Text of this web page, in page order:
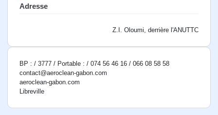
Adresse
Z.I. Oloumi, derrière l'ANUTTC
BP : / 3777 / Portable : / 074 56 46 16 / 066 08 58 58
contact@aeroclean-gabon.com
aeroclean-gabon.com
Libreville